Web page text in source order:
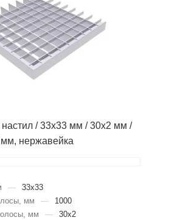
/ 33х33 мм / 30х2 мм /
нержавейка
—
33х33
мм
—
1000
мм
— 30х2